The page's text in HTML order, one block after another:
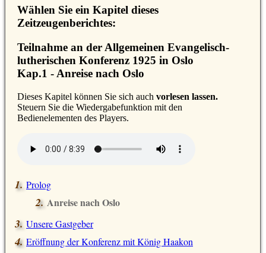
Wählen Sie ein Kapitel dieses
Zeitzeugenberichtes:
Teilnahme an der Allgemeinen Evangelisch-
lutherischen Konferenz 1925 in Oslo
Kap.1 - Anreise nach Oslo
Dieses Kapitel können Sie sich auch vorlesen lassen.
Steuern Sie die Wiedergabefunktion mit den
Bedienelementen des Players.
Prolog
Anreise nach Oslo
Unsere Gastgeber
Eröffnung der Konferenz mit König Haakon